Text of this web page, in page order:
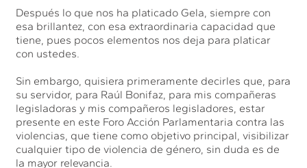
Después lo que nos ha platicado Gela, siempre con
esa brillantez, con esa extraordinaria capacidad que
tiene, pues pocos elementos nos deja para platicar
con ustedes.
Sin embargo, quisiera primeramente decirles que, para
su servidor, para Raúl Bonifaz, para mis compañeras
legisladoras y mis compañeros legisladores, estar
presente en este Foro Acción Parlamentaria contra las
violencias, que tiene como objetivo principal, visibilizar
cualquier tipo de violencia de género, sin duda es de
la mayor relevancia.